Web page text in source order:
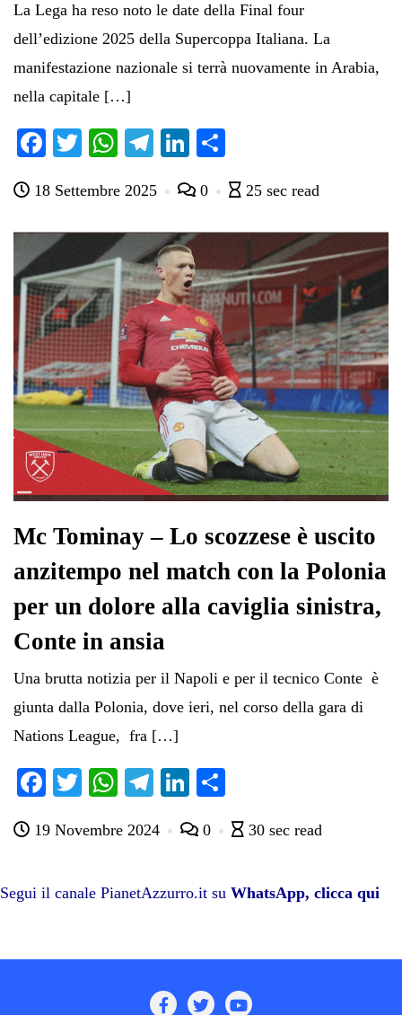
La Lega ha reso noto le date della Final four
dell’edizione 2025 della Supercoppa Italiana. La
manifestazione nazionale si terrà nuovamente in Arabia,
nella capitale […]
Fa
bo
ok
T
tte
r
W
ts
A
pp
Te
gr
a
m
Li
ed
In
di
vi
di
18 Settembre 2025 0 25 sec read
Mc Tominay – Lo scozzese è uscito
anzitempo nel match con la Polonia
per un dolore alla caviglia sinistra,
Conte in ansia
Una brutta notizia per il Napoli e per il tecnico Conte è
giunta dalla Polonia, dove ieri, nel corso della gara di
Nations League, fra […]
Fa
bo
T
tte
W
ts
pp
Te
gr
m
Li
ed
di
di
19 Novembre 2024 0 30 sec read
Segui il canale PianetAzzurro.it su WhatsApp, clicca qui